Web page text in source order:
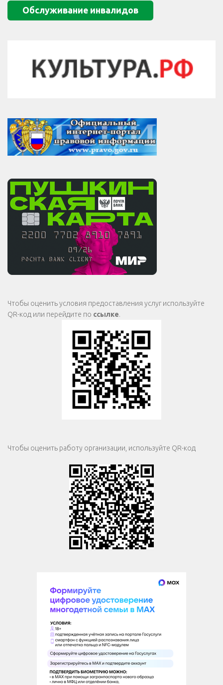
Обслуживание инвалидов
Чтобы оценить условия предоставления услуг используйте
QR-код или перейдите по ссылке.
Чтобы оценить работу организации, используйте QR-код